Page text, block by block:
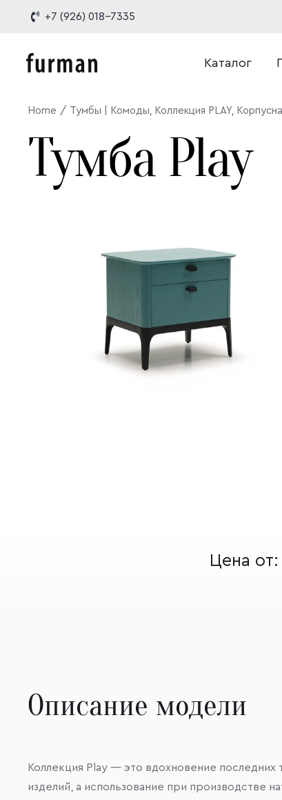
+7 (926) 018-7335
Каталог
Home Тумбы | Комоды Коллекция PLAY
Тумба Play
Цена от:
Описание модели
Коллекция Play — это вдохновение
изделий, а использование при производстве